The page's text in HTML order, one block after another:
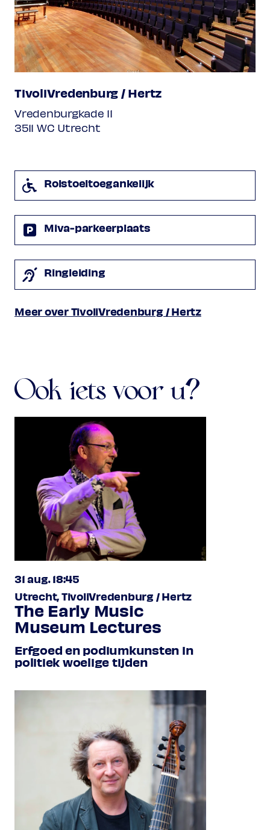
TivoliVredenburg / Hertz
Vredenburgkade 11
3511 WC Utrecht
Rolstoeltoegankelijk
Miva-parkeerplaats
Ringleiding
Meer over TivoliVredenburg / Hertz
Ook iets voor u?
31 aug. 18:45
Utrecht, TivoliVredenburg / Hertz
The Early Music
Museum Lectures
Erfgoed en podiumkunsten in
politiek woelige tijden